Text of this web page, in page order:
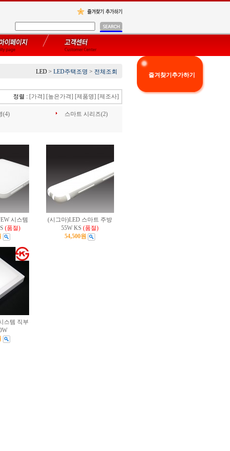
LED > LED주택조명 > 전체조회
정렬 : [가격] [높은가격] [제품명] [제조사]
(4)
스마트 시리즈(2)
시스템
(품절)
(시그마)LED 스마트 주방
55W KS (품절)
54,500원
스템 직부
즐겨찾기추가하기